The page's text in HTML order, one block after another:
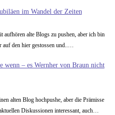
im Wandel der Zeiten
aufhören alte Blogs zu pushen, aber ich bin
auf den hier gestossen und..…
wenn – es Wernher von Braun nicht
alten Blog hochpushe, aber die Prämisse
Diskussionen interessant, auch…